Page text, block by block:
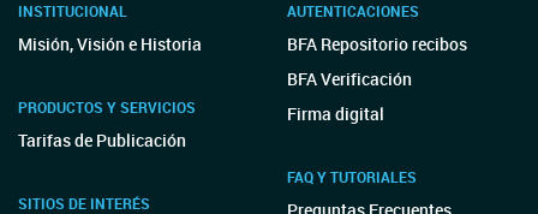
INSTITUCIONAL
Misión, Visión e Historia
PRODUCTOS Y SERVICIOS
Tarifas de Publicación
SITIOS DE INTERÉS
AUTENTICACIONES
BFA Repositorio recibos
BFA Verificación
Firma digital
FAQ Y TUTORIALES